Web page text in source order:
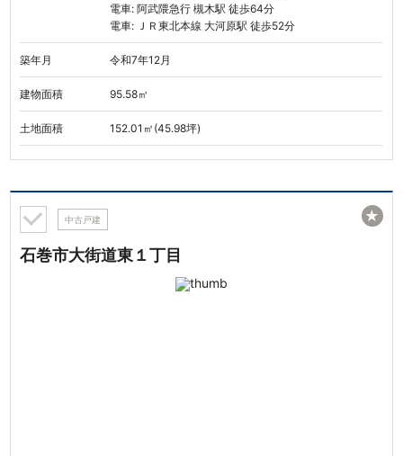
電車: 阿武隈急行 槻木駅 徒歩64分
電車: ＪＲ東北本線 大河原駅 徒歩52分
築年月 令和7年12月
建物面積 95.58㎡
土地面積 152.01㎡(45.98坪)
中古戸建
石巻市大街道東１丁目
★